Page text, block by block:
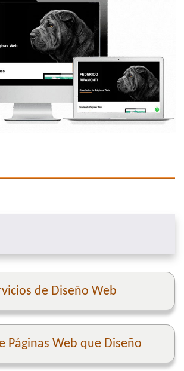
de Diseño Web
Páginas Web que Diseño